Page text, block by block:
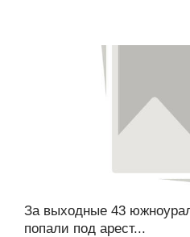
За выходные 43
попали под арест...